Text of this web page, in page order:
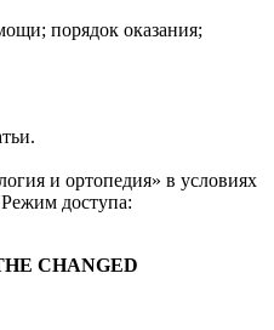
порядок оказания;
и ортопедия» в условиях
доступа:
CHANGED